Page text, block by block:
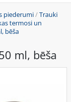
piederumi/Trauki
termosi un
bēša
ml, bēša